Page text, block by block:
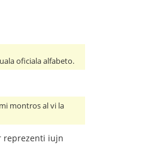
oficiala alfabeto.
montros al vi la
reprezenti iujn